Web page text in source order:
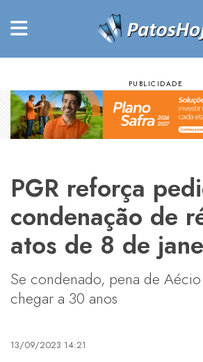
PGR reforça
condenação de
atos de 8 de
Se condenado, pena de
chegar a 30 anos
13/09/2023 14:21